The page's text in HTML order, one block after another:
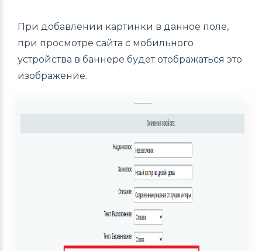
При добавлении картинки в данное поле,
при просмотре сайта с мобильного
устройства в баннере будет отображаться это
изображение.